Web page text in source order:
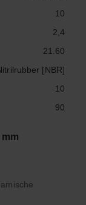
10
2,4
21.60
[NBR]
10
90